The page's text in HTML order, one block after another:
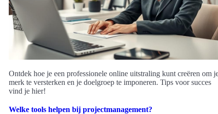
Ontdek hoe je een professionele online uitstraling kunt creëren om
merk te versterken en je doelgroep te imponeren. Tips voor succes
vind je hier!
Welke tools helpen bij projectmanagement?